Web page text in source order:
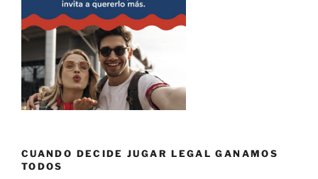
CUANDO DECIDE JUGAR LEGAL GANAMOS
TODOS